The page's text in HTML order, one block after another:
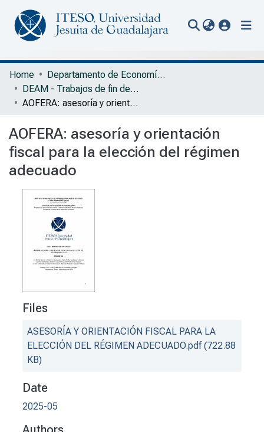
Communities & Collections
All of Repository
Portal Biblioteca
Home
Departamento de Economía, Administración y Mercadología
DEAM - Trabajos de fin de grado
AOFERA: asesoría y orientación fiscal para la elección del régimen adecuado
AOFERA: asesoría y orientación
fiscal para la elección del régimen
adecuado
Files
ASESORÍA Y ORIENTACIÓN FISCAL PARA LA
ELECCIÓN DEL RÉGIMEN ADECUADO.pdf(722.88
KB)
Date
2025-05